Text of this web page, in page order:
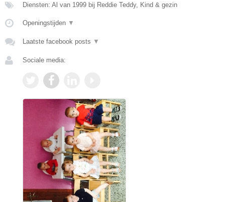
Diensten: Al van 1999 bij Reddie Teddy, Kind & gezin
Openingstijden ▼
Laatste facebook posts ▼
Sociale media: